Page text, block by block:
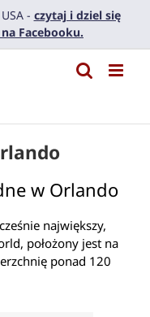
- czytaj i dziel się
Facebooku.
w Orlando
największy,
położony jest na
ponad 120